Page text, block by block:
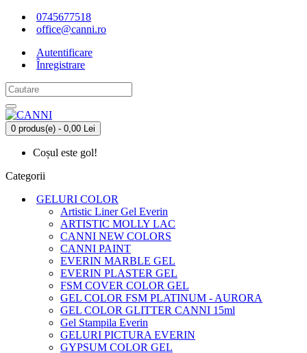
0745677518
office@canni.ro
Autentificare
Înregistrare
0 produs(e) - 0,00 Lei
Coșul este gol!
Categorii
GELURI COLOR
Artistic Liner Gel Everin
ARTISTIC MOLLY LAC
CANNI NEW COLORS
CANNI PAINT
EVERIN MARBLE GEL
EVERIN PLASTER GEL
FSM COVER COLOR GEL
GEL COLOR FSM PLATINUM - AURORA
GEL COLOR GLITTER CANNI 15ml
Gel Stampila Everin
GELURI PICTURA EVERIN
GYPSUM COLOR GEL